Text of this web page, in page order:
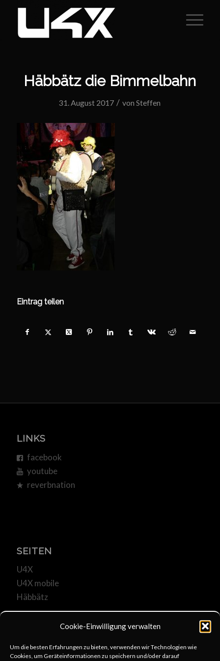
Cookie-Einwilligung verwalten
Um die besten Erfahrungen zu bieten, verwenden wir Technologien wie
Cookies, um Geräteinformationen zu speichern und/oder darauf
Häbbätz die Bimmelbahn
31. August 2017 / vonSteffen
Eintrag teilen
LINKS
facebook
youtube
reverbnation
SEITEN
U4X
U4X mobile
Häbbätz